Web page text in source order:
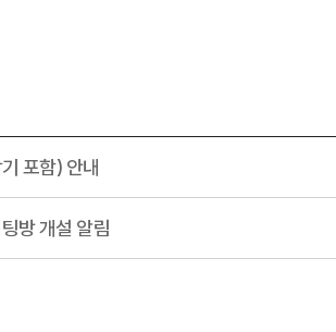
포함) 안내
방 개설 알림